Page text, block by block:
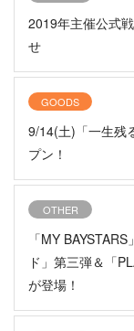
2019年主催公式
せ
GOODS
9/14(土)「一生残
プン！
OTHER
「MY
ド」第三弾＆「
が登場！